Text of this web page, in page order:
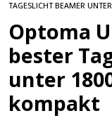
TAGESLICHT BEAMER
Optoma
bester
unter
kompakt